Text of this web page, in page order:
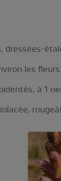
dressées-
les fleurs
à 1